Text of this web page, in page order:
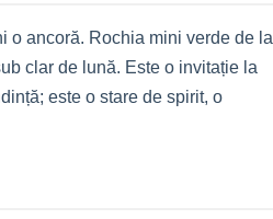
o ancoră. Rochia mini verde de la
clar de lună. Este o invitație la
este o stare de spirit, o